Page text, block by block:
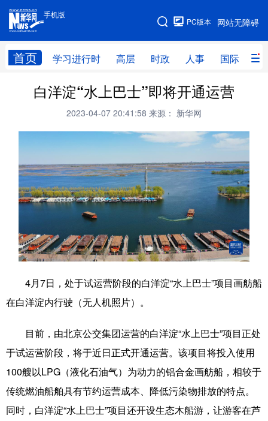
手机版
网站无障碍
PC版本
首页 学习进行时 高层 时政 人事 国际 财
手机版
网站地图
学习进行时 高层 时政 人事
财经 网评
思客智库 全球连线 教育
科技 科创 量子 体育
文化 书画 健康 军事
视频 图片
法律 中央文件 金融 汽车
学术中国 乡村振兴 银龄 溯源中国
彩票 娱乐 时尚 悦读
公益 一带一路 亚太网 上市公司
文化产业
白洋淀“水上巴士”即将开通运营
2023-04-07 20:41:58 来源： 新华网
4月7日，处于试运营阶段的白洋淀“水上巴士”项目画舫船
在白洋淀内行驶（无人机照片）。
目前，由北京公交集团运营的白洋淀“水上巴士”项目正处
于试运营阶段，将于近日正式开通运营。该项目将投入使用
100艘以LPG（液化石油气）为动力的铝合金画舫船，相较于
传统燃油船舶具有节约运营成本、降低污染物排放的特点。
同时，白洋淀“水上巴士”项目还开设生态木船游，让游客在芦